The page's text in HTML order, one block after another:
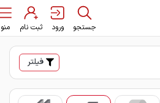
جستجو ورود ثبت نام منو
فیلتر